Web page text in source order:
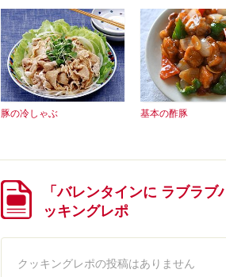
豚の冷しゃぶ 基本の酢豚
「バレンタインに ラブラ
ッキングレポ
クッキングレポの投稿はありません